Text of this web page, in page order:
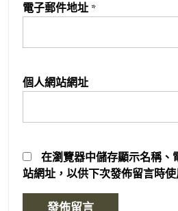
電子郵件地址 *
個人網站網址
在瀏覽器中儲存顯示名稱、
站網址，以供下次發佈留言時使